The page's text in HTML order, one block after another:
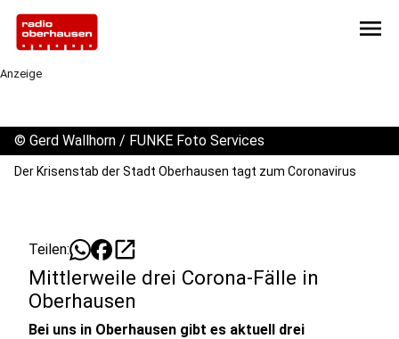
menu
Anzeige
© Gerd Wallhorn / FUNKE Foto Services
Der Krisenstab der Stadt Oberhausen tagt zum Coronavirus
Teilen: open_in_new
Mittlerweile drei Corona-Fälle in
Oberhausen
Bei uns in Oberhausen gibt es aktuell drei